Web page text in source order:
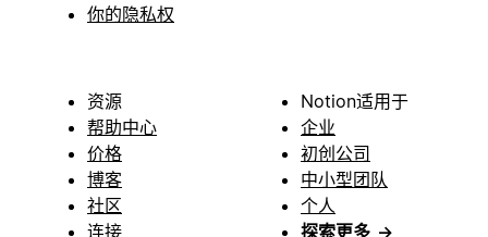
你的隐私权
资源
帮助中心
价格
博客
社区
连接
Notion适用于
企业
初创公司
中小型团队
个人
探索更多 →